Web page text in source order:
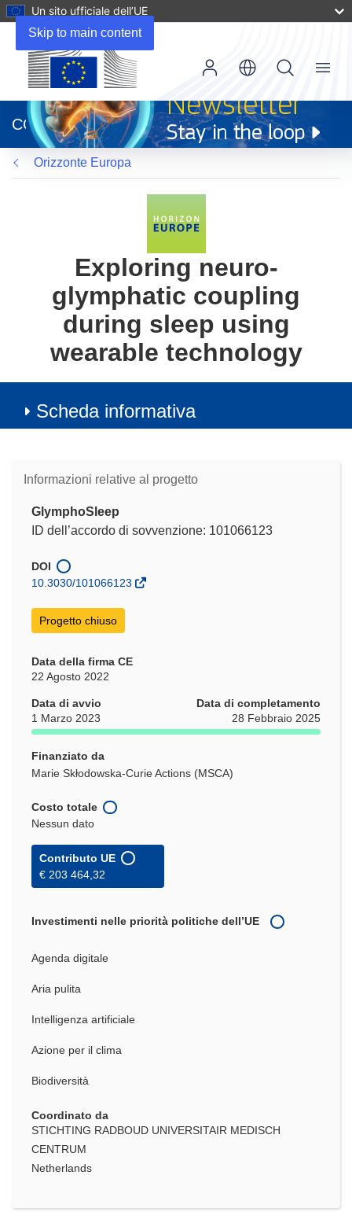
Skip to main content
Un sito ufficiale dell’UE
apre
in
una
nuova
finestra)
CORDIS
Menu
Orizzonte Europa
Exploring neuro-
glymphatic coupling
during sleep using
wearable technology
Scheda informativa
Informazioni relative al progetto
GlymphoSleep
ID dell’accordo di sovvenzione: 101066123
DOI
10.3030/101066123
Progetto chiuso
Data della firma CE
22 Agosto 2022
Data di avvio
1 Marzo 2023
Data di completamento
28 Febbraio 2025
Finanziato da
Marie Skłodowska-Curie Actions (MSCA)
Costo totale
Nessun dato
Contributo UE
€ 203 464,32
Investimenti nelle priorità politiche dell’UE
Agenda digitale
Aria pulita
Intelligenza artificiale
Azione per il clima
Biodiversità
Coordinato da
STICHTING RADBOUD UNIVERSITAIR MEDISCH
CENTRUM
Netherlands